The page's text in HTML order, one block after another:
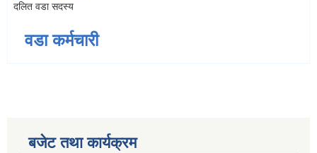
दलित वडा सदस्य
वडा कर्मचारी
बजेट तथा कार्यक्रम